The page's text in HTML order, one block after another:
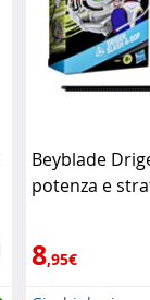
Beyblade
potenza e
8,95€